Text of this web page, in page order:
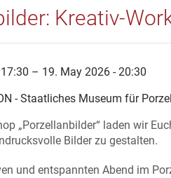
Kreativ-
– 19. May 2026 - 20:30
- Staatliches Museum für
„Porzellanbilder“ laden wir
Bilder zu gestalten.
und entspannten Abend im